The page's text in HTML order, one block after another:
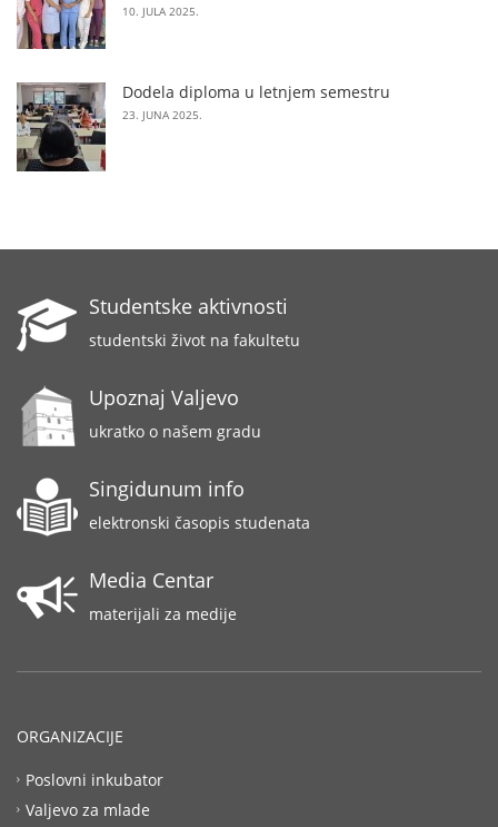
10. JULA 2025.
Dodela diploma u letnjem semestru
23. JUNA 2025.
Studentske aktivnosti
studentski život na fakultetu
Upoznaj Valjevo
ukratko o našem gradu
Singidunum info
elektronski časopis studenata
Media Centar
materijali za medije
ORGANIZACIJE
Poslovni inkubator
Valjevo za mlade